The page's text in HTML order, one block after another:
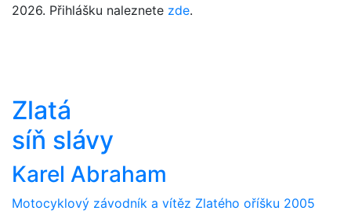
2026. Přihlášku naleznete zde.
Zlatá
síň slávy
Karel Abraham
Motocyklový závodník a vítěz Zlatého oříšku 2005